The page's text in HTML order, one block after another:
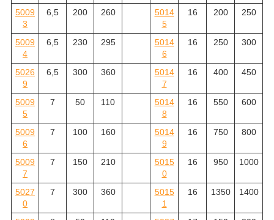
5009
3
6,5 200 260
5014
5
16 200 250
5009
4
6,5 230 295
5014
6
16 250 300
5026
9
6,5 300 360
5014
7
16 400 450
5009
5
7 50 110
5014
8
16 550 600
5009
6
7 100 160
5014
9
16 750 800
5009
7
7 150 210
5015
0
16 950 1000
5027
0
7 300 360
5015
1
16 1350 1400